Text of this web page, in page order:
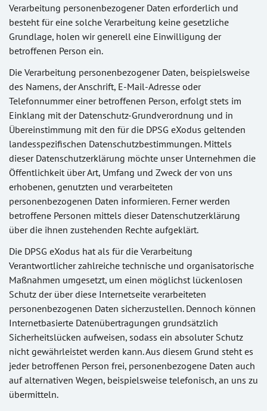
Verarbeitung personenbezogener Daten erforderlich und
besteht für eine solche Verarbeitung keine gesetzliche
Grundlage, holen wir generell eine Einwilligung der
betroffenen Person ein.
Die Verarbeitung personenbezogener Daten, beispielsweise
des Namens, der Anschrift, E-Mail-Adresse oder
Telefonnummer einer betroffenen Person, erfolgt stets im
Einklang mit der Datenschutz-Grundverordnung und in
Übereinstimmung mit den für die DPSG eXodus geltenden
landesspezifischen Datenschutzbestimmungen. Mittels
dieser Datenschutzerklärung möchte unser Unternehmen die
Öffentlichkeit über Art, Umfang und Zweck der von uns
erhobenen, genutzten und verarbeiteten
personenbezogenen Daten informieren. Ferner werden
betroffene Personen mittels dieser Datenschutzerklärung
über die ihnen zustehenden Rechte aufgeklärt.
Die DPSG eXodus hat als für die Verarbeitung
Verantwortlicher zahlreiche technische und organisatorische
Maßnahmen umgesetzt, um einen möglichst lückenlosen
Schutz der über diese Internetseite verarbeiteten
personenbezogenen Daten sicherzustellen. Dennoch können
Internetbasierte Datenübertragungen grundsätzlich
Sicherheitslücken aufweisen, sodass ein absoluter Schutz
nicht gewährleistet werden kann. Aus diesem Grund steht es
jeder betroffenen Person frei, personenbezogene Daten auch
auf alternativen Wegen, beispielsweise telefonisch, an uns zu
übermitteln.